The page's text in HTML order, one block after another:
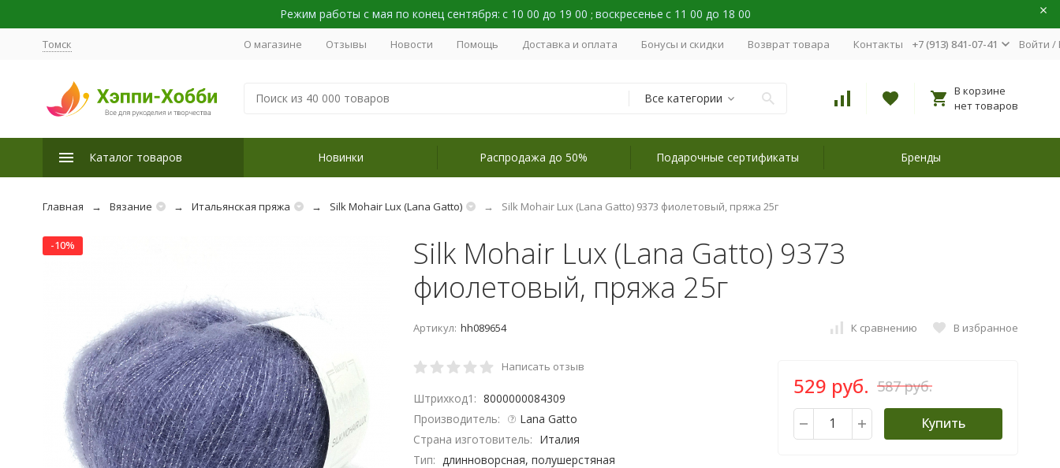
Режим работы с мая по конец сентября: с 10 00 до 19 00 ; воскресенье с 11 00 до 18 00
Томск О магазине Отзывы Новости Помощь Доставка и оплата Бонусы и скидки Возврат товара Контакты +7 (913) 841-07-41 Войти /
Все категории
В корзине
нет товаров
Каталог товаров Новинки Распродажа до 50% Подарочные сертификаты Бренды
Главная Вязание Итальянская пряжа Silk Mohair Lux (Lana Gatto) Silk Mohair Lux (Lana Gatto) 9373 фиолетовый, пряжа 25г
-10%
Silk Mohair Lux (Lana Gatto) 9373
фиолетовый, пряжа 25г
Артикул: hh089654 К сравнению В избранное
Написать отзыв
Штрихкод1: 8000000084309
Производитель:
Lana Gatto
Страна изготовитель: Италия
Тип: длинноворсная, полушерстяная
529 руб. 587 руб.
Купить